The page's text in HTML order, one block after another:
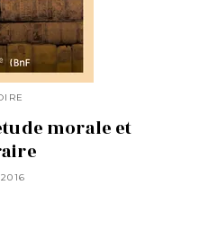
morale et